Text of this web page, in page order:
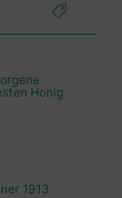
Honig
1913